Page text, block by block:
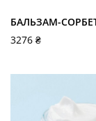
3276 ₴